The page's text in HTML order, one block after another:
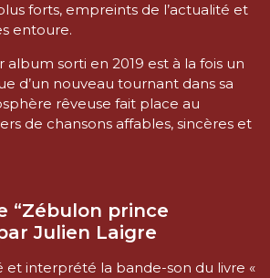
forts, empreints de l’actualité et
entoure.
album sorti en 2019 est à la fois un
d’un nouveau tournant dans sa
rêveuse fait place au
de chansons affables, sincères et
“Zébulon prince
Julien Laigre
et interprété la bande-son du livre «